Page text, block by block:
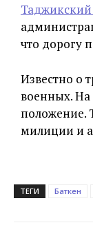
что дорогу
Известно о
военных. На
положение.
милиции и
ТЕГИ Баткен